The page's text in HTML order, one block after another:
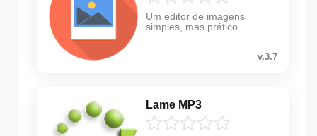
Um editor de imagens
simples, mas prático
v.3.7
Lame MP3